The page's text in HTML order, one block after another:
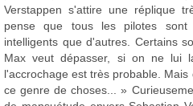
Verstappen s'attire une réplique
pense que tous les pilotes sont
intelligents que d'autres. Certains
Max veut dépasser, si on ne lui
l'accrochage est très probable.
ce genre de choses... »